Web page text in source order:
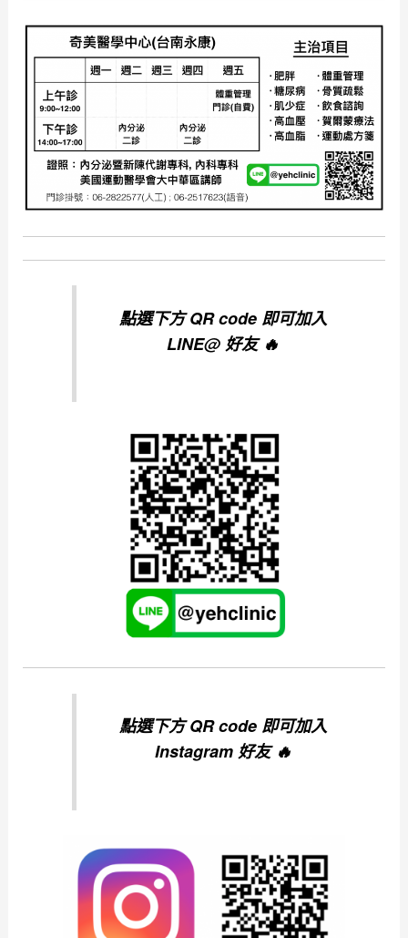
點選下方 QR code 即可加入
LINE@ 好友 🔥
點選下方 QR code 即可加入
Instagram 好友 🔥